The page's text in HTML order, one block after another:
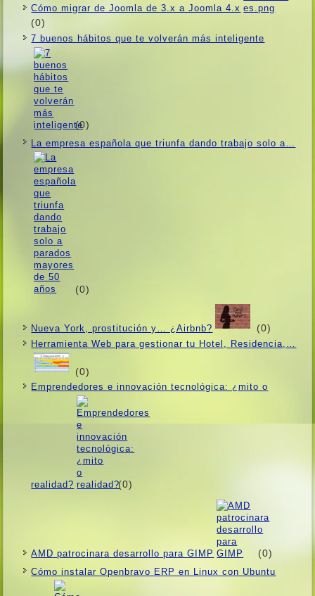
Cómo migrar de Joomla de 3.x a Joomla 4.x
(0)
7 buenos hábitos que te volverán más inteligente
(0)
La empresa española que triunfa dando trabajo solo a…
(0)
Nueva York, prostitución y… ¿Airbnb? (0)
Herramienta Web para gestionar tu Hotel, Residencia,…
(0)
Emprendedores e innovación tecnológica: ¿mito o
realidad? (0)
AMD patrocinara desarrollo para GIMP (0)
Cómo instalar Openbravo ERP en Linux con Ubuntu